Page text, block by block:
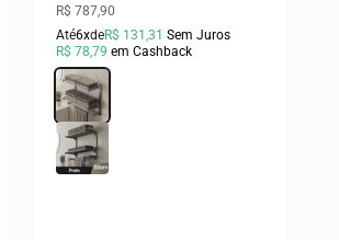
Preço promocional
R$ 787,90
Até6xdeR$ 131,31 Sem Juros
R$ 78,79 em Cashback
Cor
Cinza
Preto